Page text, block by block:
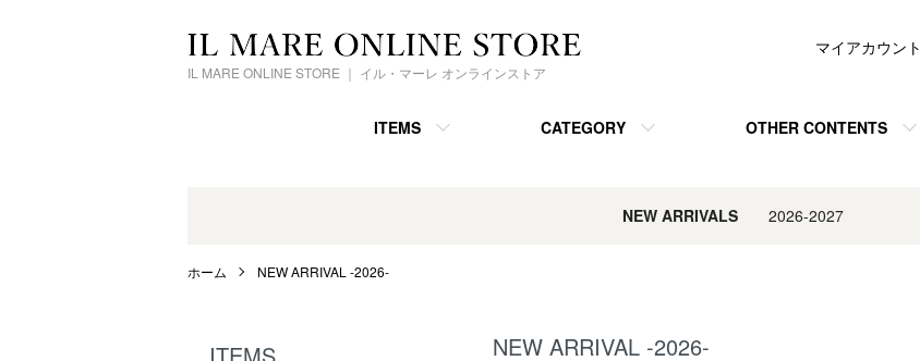
IL MARE ONLINE STORE ｜ イル・マーレ オンラインストア
ITEMS CATEGORY OTHER CONTENTS
マイアカウント
NEW ARRIVALS2026-2027
ホーム NEW ARRIVAL -2026-
NEW ARRIVAL -2026-